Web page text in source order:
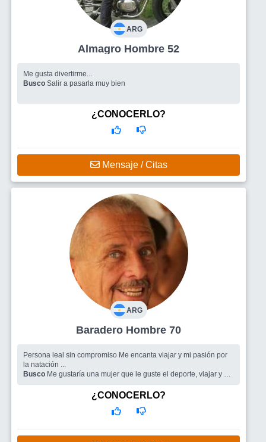
ARG
Almagro Hombre 52
Me gusta divertirme...
Busco Salir a pasarla muy bien
¿CONOCERLO?
Mensaje / Citas
ARG
Baradero Hombre 70
Persona leal sin compromiso Me encanta viajar y mi pasión por
la natación ...
Busco Me gustaría una mujer que le guste el deporte, viajar y de
¿CONOCERLO?